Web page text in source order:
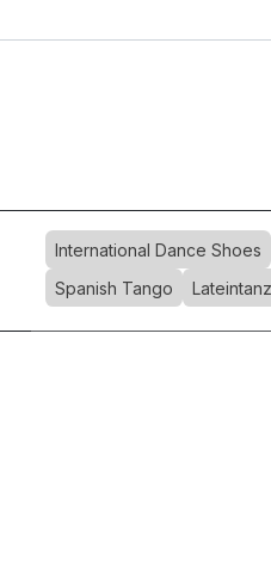
International Dance Shoes
Spanish Tango